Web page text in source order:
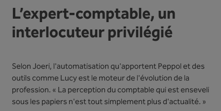
L’expert-comptable, un
interlocuteur privilégié
Selon Joeri, l'automatisation qu'apportent Peppol et des
outils comme Lucy est le moteur de l'évolution de la
profession. « La perception du comptable qui est enseveli
sous les papiers n'est tout simplement plus d'actualité. »